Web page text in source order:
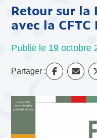
Retour sur
avec la
Publié le 19 octobre
Partager :